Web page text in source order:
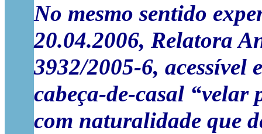
No mesmo sentido
20.04.2006, Relatora
3932/2005-6, acessível
cabeça-de-casal “velar
com naturalidade que